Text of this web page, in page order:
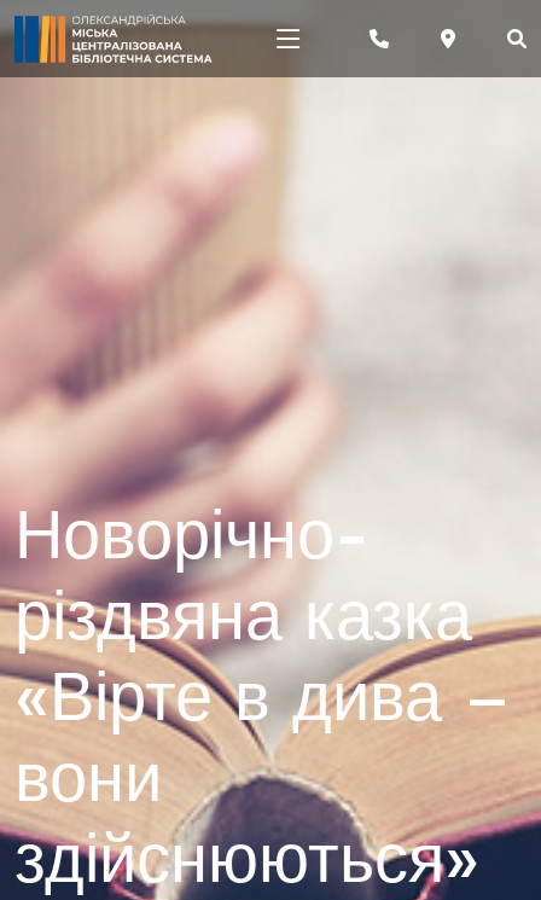
Новорічно-
різдвяна казка
«Вірте в дива –
вони
здійснюються»